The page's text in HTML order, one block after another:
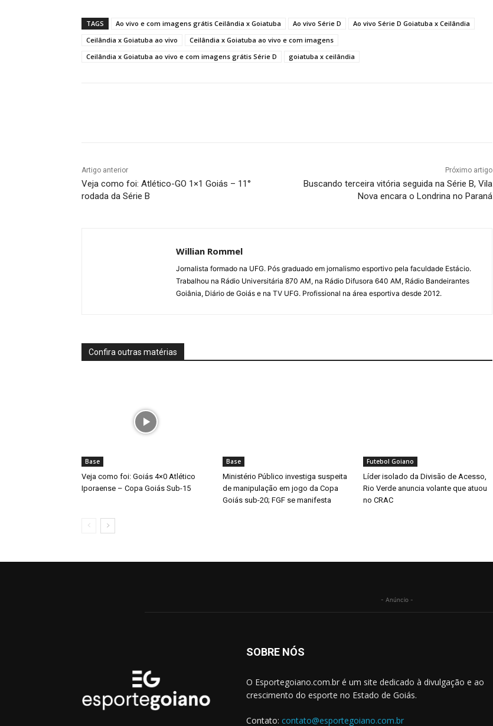
TAGS Ao vivo e com imagens grátis Ceilândia x Goiatuba Ao vivo Série D
Ao vivo Série D Goiatuba x Ceilândia
Ceilândia x Goiatuba ao vivo
Ceilândia x Goiatuba ao vivo e com imagens
Ceilândia x Goiatuba ao vivo e com imagens grátis Série D
goiatuba x ceilândia
Artigo anterior
Veja como foi: Atlético-GO 1×1 Goiás – 11°
rodada da Série B
Próximo artigo
Buscando terceira vitória seguida na Série B, Vila
Nova encara o Londrina no Paraná
Willian Rommel
Jornalista formado na UFG. Pós graduado em jornalismo esportivo pela faculdade Estácio.
Trabalhou na Rádio Universitária 870 AM, na Rádio Difusora 640 AM, Rádio Bandeirantes
Goiânia, Diário de Goiás e na TV UFG. Profissional na área esportiva desde 2012.
Confira outras matérias
Base
Veja como foi: Goiás 4×0 Atlético
Iporaense – Copa Goiás Sub-15
Base
Ministério Público investiga suspeita
de manipulação em jogo da Copa
Goiás sub-20; FGF se manifesta
Futebol Goiano
Líder isolado da Divisão de Acesso,
Rio Verde anuncia volante que atuou
no CRAC
- Anúncio -
SOBRE NÓS
O Esportegoiano.com.br é um site dedicado à divulgação e ao
crescimento do esporte no Estado de Goiás.
Contato: contato@esportegoiano.com.br